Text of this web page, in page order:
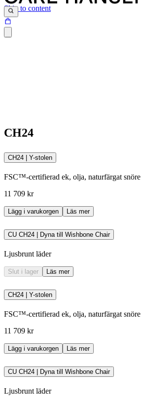
Skip to content
CH24
CH24 | Y-stolen
FSC™-certifierad ek, olja, naturfärgat snöre
11 709 kr
Lägg i varukorgen Läs mer
CU CH24 | Dyna till Wishbone Chair
Ljusbrunt läder
Slut i lager Läs mer
CH24 | Y-stolen
FSC™-certifierad ek, olja, naturfärgat snöre
11 709 kr
Lägg i varukorgen Läs mer
CU CH24 | Dyna till Wishbone Chair
Ljusbrunt läder